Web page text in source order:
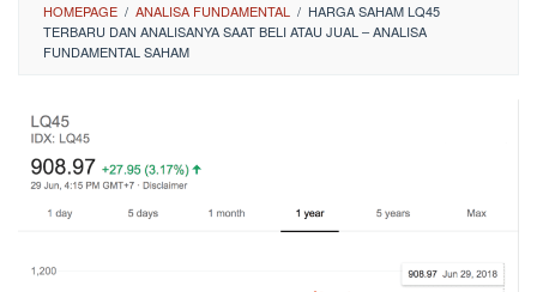
HOMEPAGE / ANALISA FUNDAMENTAL / HARGA SAHAM LQ45
TERBARU DAN ANALISANYA SAAT BELI ATAU JUAL – ANALISA
FUNDAMENTAL SAHAM